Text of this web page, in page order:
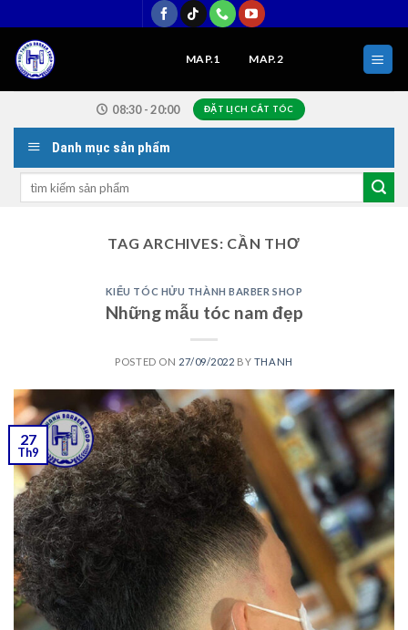
to
content
MAP.1 MAP.2
08:30 - 20:00 ĐẶT LỊCH CẮT TÓC
Danh mục sản phẩm
Search
TAG ARCHIVES: CẦN THƠ
KIỂU TÓC HỬU THÀNH BARBER SHOP
Những mẫu tóc nam đẹp
POSTED ON 27/09/2022 BY THANH
27
Th9